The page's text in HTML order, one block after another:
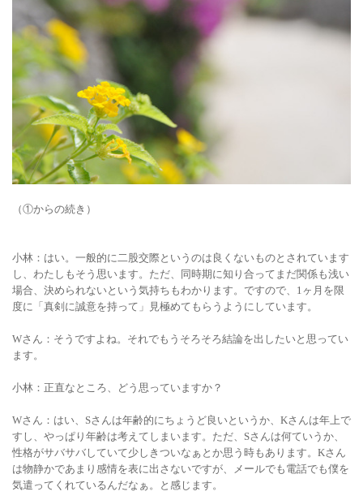
（①からの続き）
小林：はい。一般的に二股交際というのは良くないものとされています
し、わたしもそう思います。ただ、同時期に知り合ってまだ関係も浅い
場合、決められないという気持ちもわかります。ですので、1ヶ月を限
度に「真剣に誠意を持って」見極めてもらうようにしています。
Wさん ：そうですよね。それでもうそろそろ結論を出したいと思ってい
ます。
小林：正直なところ、どう思っていますか？
Wさん：はい、Sさんは年齢的にちょうど良いというか、Kさんは年上で
すし、やっぱり年齢は考えてしまいます。ただ、Sさんは何ていうか、
性格がサバサバしていて少しきついなぁとか思う時もあります。Kさん
は物静かであまり感情を表に出さないですが、メールでも電話でも僕を
気遣ってくれているんだなぁ。と感じます。